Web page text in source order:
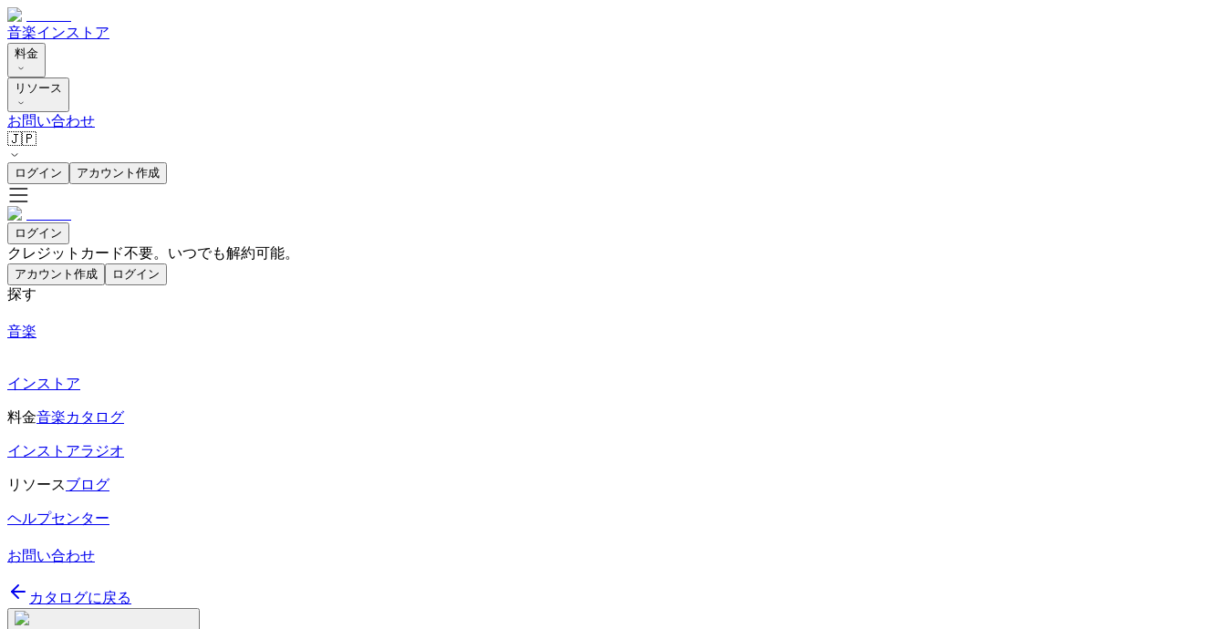
音楽インストア
料金
リソース
お問い合わせ
🇯🇵
ログイン アカウント作成
ログイン
クレジットカード不要。いつでも解約可能。
アカウント作成 ログイン
探す
音楽
インストア
料金音楽カタログ
インストアラジオ
リソースブログ
ヘルプセンター
お問い合わせ
カタログに戻る